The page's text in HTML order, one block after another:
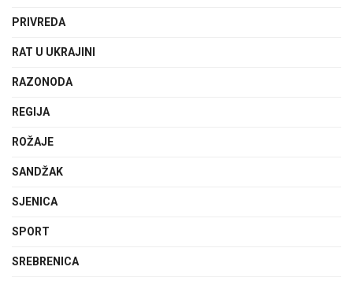
PRIVREDA
RAT U UKRAJINI
RAZONODA
REGIJA
ROŽAJE
SANDŽAK
SJENICA
SPORT
SREBRENICA